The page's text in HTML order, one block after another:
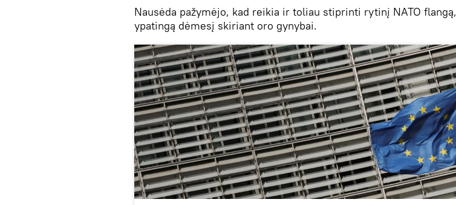
Nausėda pažymėjo, kad reikia ir toliau stiprinti rytinį NATO flangą,
ypatingą dėmesį skiriant oro gynybai.